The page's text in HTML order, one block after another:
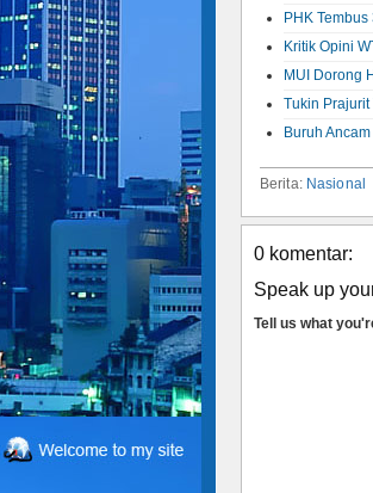
PHK
Kritik Opini
MUI Dorong
Tukin
Buruh
Berita: Nasional
0 komentar:
Speak up
Tell us what